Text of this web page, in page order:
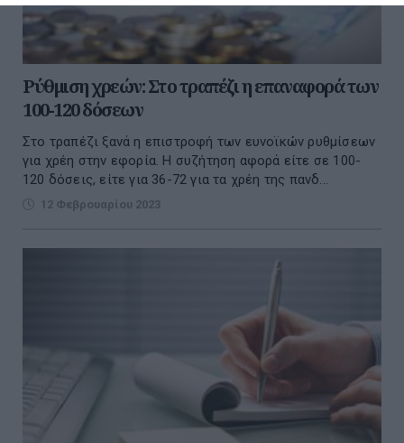
Ρύθμιση χρεών: Στο τραπέζι η επαναφορά των
100-120 δόσεων
Στο τραπέζι ξανά η επιστροφή των ευνοϊκών ρυθμίσεων
για χρέη στην εφορία. Η συζήτηση αφορά είτε σε 100-
120 δόσεις, είτε για 36-72 για τα χρέη της πανδ...
12 Φεβρουαρίου 2023